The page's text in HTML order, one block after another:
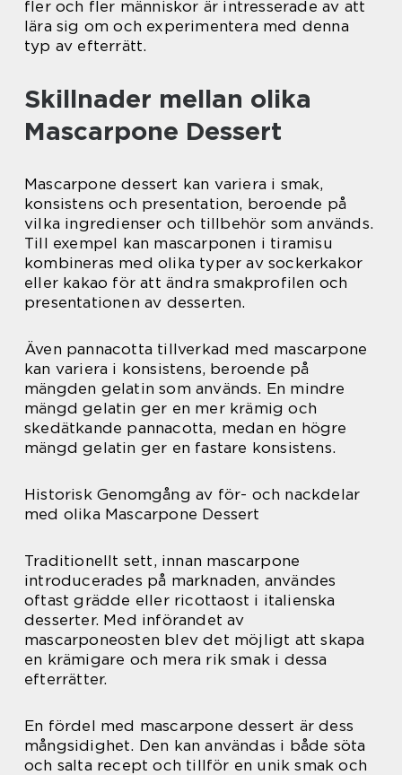
fler och fler människor är intresserade av att
lära sig om och experimentera med denna
typ av efterrätt.
Skillnader mellan olika
Mascarpone Dessert
Mascarpone dessert kan variera i smak,
konsistens och presentation, beroende på
vilka ingredienser och tillbehör som används.
Till exempel kan mascarponen i tiramisu
kombineras med olika typer av sockerkakor
eller kakao för att ändra smakprofilen och
presentationen av desserten.
Även pannacotta tillverkad med mascarpone
kan variera i konsistens, beroende på
mängden gelatin som används. En mindre
mängd gelatin ger en mer krämig och
skedätkande pannacotta, medan en högre
mängd gelatin ger en fastare konsistens.
Historisk Genomgång av för- och nackdelar
med olika Mascarpone Dessert
Traditionellt sett, innan mascarpone
introducerades på marknaden, användes
oftast grädde eller ricottaost i italienska
desserter. Med införandet av
mascarponeosten blev det möjligt att skapa
en krämigare och mera rik smak i dessa
efterrätter.
En fördel med mascarpone dessert är dess
mångsidighet. Den kan användas i både söta
och salta recept och tillför en unik smak och